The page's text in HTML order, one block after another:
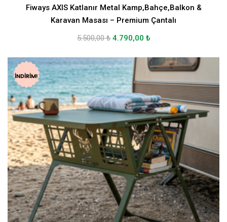
Fiways AXIS Katlanır Metal Kamp,Bahçe,Balkon &
Karavan Masası – Premium Çantalı
5.500,00₺ 4.790,00 ₺
İNDIRIM!